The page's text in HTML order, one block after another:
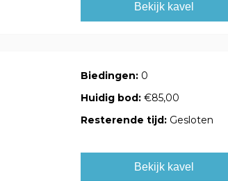
Bekijk kavel
Biedingen: 0
Huidig bod:€85,00
Resterende tijd: Gesloten
Bekijk kavel